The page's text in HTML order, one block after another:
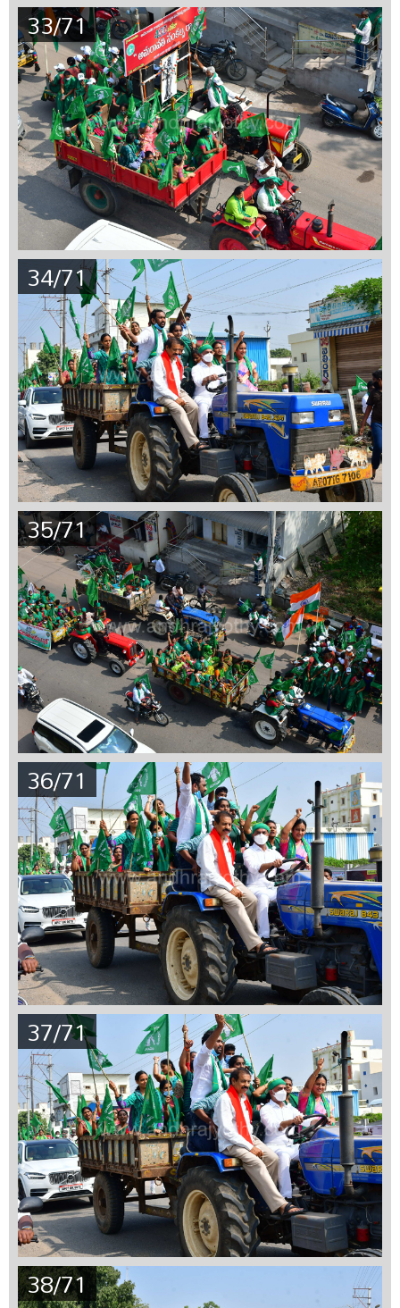
33/71
34/71
35/71
36/71
37/71
38/71